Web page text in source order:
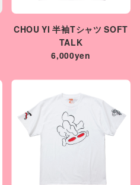
CHOU YI 半袖Tシャツ SOFT
TALK
6,000yen